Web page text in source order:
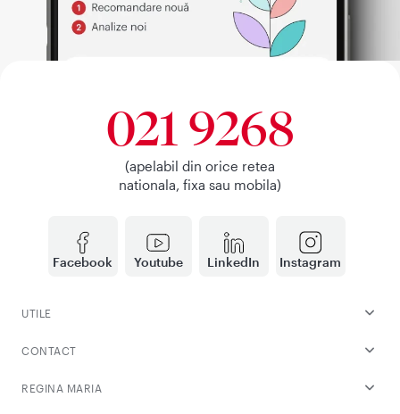
Facebook Youtube LinkedIn Instagram
021 9268
(apelabil din orice retea
nationala, fixa sau mobila)
UTILE
CONTACT
REGINA MARIA